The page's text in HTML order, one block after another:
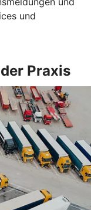
und
Praxis